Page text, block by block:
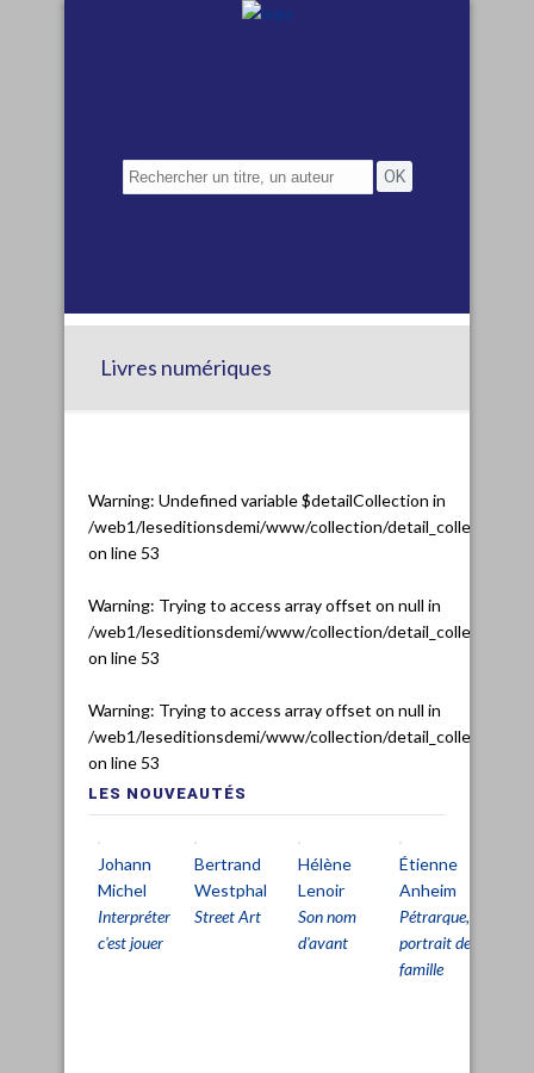
Livres numériques
Warning: Undefined variable $detailCollection in
/web1/leseditionsdemi/www/collection/
on line 53
Warning: Trying to access array offset on null in
/web1/leseditionsdemi/www/collection/
on line 53
Warning: Trying to access array offset on null in
/web1/leseditionsdemi/www/collection/
on line 53
LES NOUVEAUTÉS
Johann
Michel
Interpréter
c'est jouer
Bertrand
Westphal
Street Art
Hélène
Lenoir
Son nom
d'avant
Étienne
Anheim
Pétrarque,
portrait de
famille